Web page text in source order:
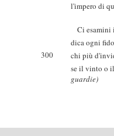
l'impero di
Ci esamini
dica ogni
300
chi più
se il vinto o
guardie)